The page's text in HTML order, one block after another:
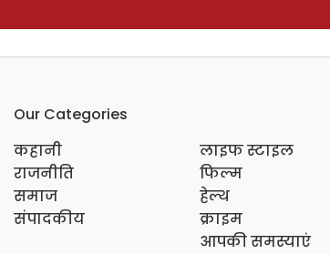
Our Categories
कहानी
राजनीति
समाज
संपादकीय
लाइफ स्टाइल
फिल्म
हेल्थ
क्राइम
आपकी समस्याएं